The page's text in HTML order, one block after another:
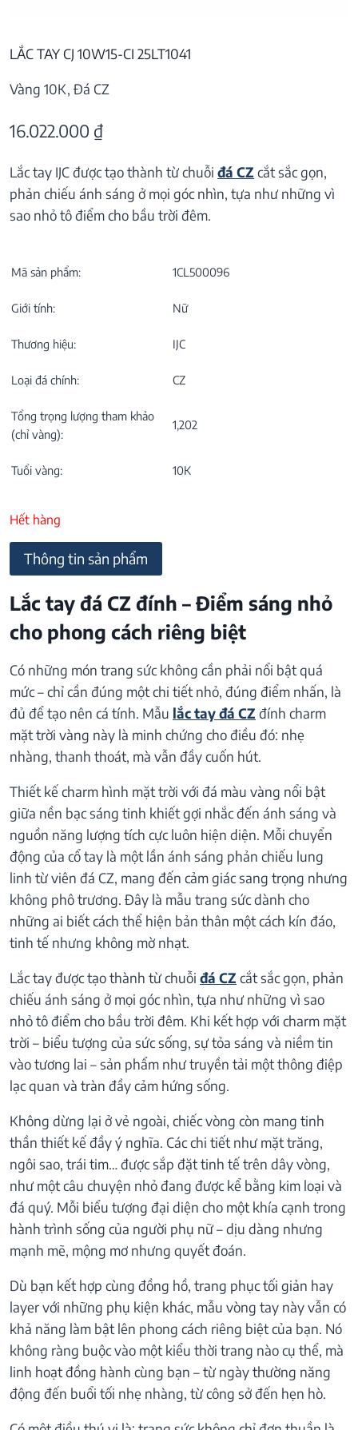
LẮC TAY CJ 10W15-CI 25LT1041
Vàng 10K, Đá CZ
16.022.000 ₫
Lắc tay IJC được tạo thành từ chuỗi đá CZ cắt sắc gọn,
phản chiếu ánh sáng ở mọi góc nhìn, tựa như những vì
sao nhỏ tô điểm cho bầu trời đêm.
Mã sản phẩm: 1CL500096
Giới tính: Nữ
Thương hiệu: IJC
Loại đá chính: CZ
Tổng trọng lượng tham khảo
(chỉ vàng):
1,202
Tuổi vàng: 10K
Hết hàng
Thông tin sản phẩm
Lắc tay đá CZ đính – Điểm sáng nhỏ
cho phong cách riêng biệt
Có những món trang sức không cần phải nổi bật quá
mức – chỉ cần đúng một chi tiết nhỏ, đúng điểm nhấn, là
đủ để tạo nên cá tính. Mẫu lắc tay đá CZ đính charm
mặt trời vàng này là minh chứng cho điều đó: nhẹ
nhàng, thanh thoát, mà vẫn đầy cuốn hút.
Thiết kế charm hình mặt trời với đá màu vàng nổi bật
giữa nền bạc sáng tinh khiết gợi nhắc đến ánh sáng và
nguồn năng lượng tích cực luôn hiện diện. Mỗi chuyển
động của cổ tay là một lần ánh sáng phản chiếu lung
linh từ viên đá CZ, mang đến cảm giác sang trọng nhưng
không phô trương. Đây là mẫu trang sức dành cho
những ai biết cách thể hiện bản thân một cách kín đáo,
tinh tế nhưng không mờ nhạt.
Lắc tay được tạo thành từ chuỗi đá CZ cắt sắc gọn, phản
chiếu ánh sáng ở mọi góc nhìn, tựa như những vì sao
nhỏ tô điểm cho bầu trời đêm. Khi kết hợp với charm mặt
trời – biểu tượng của sức sống, sự tỏa sáng và niềm tin
vào tương lai – sản phẩm như truyền tải một thông điệp
lạc quan và tràn đầy cảm hứng sống.
Không dừng lại ở vẻ ngoài, chiếc vòng còn mang tinh
thần thiết kế đầy ý nghĩa. Các chi tiết như mặt trăng,
ngôi sao, trái tim… được sắp đặt tinh tế trên dây vòng,
như một câu chuyện nhỏ đang được kể bằng kim loại và
đá quý. Mỗi biểu tượng đại diện cho một khía cạnh trong
hành trình sống của người phụ nữ – dịu dàng nhưng
mạnh mẽ, mộng mơ nhưng quyết đoán.
Dù bạn kết hợp cùng đồng hồ, trang phục tối giản hay
layer với những phụ kiện khác, mẫu vòng tay này vẫn có
khả năng làm bật lên phong cách riêng biệt của bạn. Nó
không ràng buộc vào một kiểu thời trang nào cụ thể, mà
linh hoạt đồng hành cùng bạn – từ ngày thường năng
động đến buổi tối nhẹ nhàng, từ công sở đến hẹn hò.